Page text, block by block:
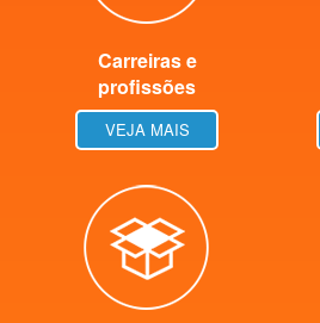
Carreiras e
profissões
VEJA MAIS